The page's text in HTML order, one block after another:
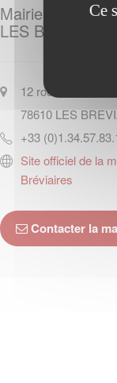
Mairie de
LES
12 route des Haras
78610 LES
+33
Site officiel de la
Bréviaires
Contacter la
Ce